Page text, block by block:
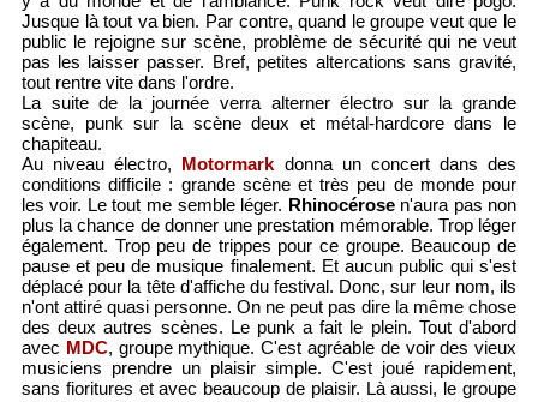
Jusque là tout va bien. Par contre, quand le groupe veut que le
public le rejoigne sur scène, problème de sécurité qui ne veut
pas les laisser passer. Bref, petites altercations sans gravité,
tout rentre vite dans l'ordre.
La suite de la journée verra alterner électro sur la grande
scène, punk sur la scène deux et métal-hardcore dans le
chapiteau.
Au niveau électro, Motormark donna un concert dans des
conditions difficile : grande scène et très peu de monde pour
les voir. Le tout me semble léger. Rhinocérosen'aura pas non
plus la chance de donner une prestation mémorable. Trop léger
également. Trop peu de trippes pour ce groupe. Beaucoup de
pause et peu de musique finalement. Et aucun public qui s'est
déplacé pour la tête d'affiche du festival. Donc, sur leur nom, ils
n'ont attiré quasi personne. On ne peut pas dire la même chose
des deux autres scènes. Le punk a fait le plein. Tout d'abord
avec MDC, groupe mythique. C'est agréable de voir des vieux
musiciens prendre un plaisir simple. C'est joué rapidement,
sans fioritures et avec beaucoup de plaisir. Là aussi, le groupe